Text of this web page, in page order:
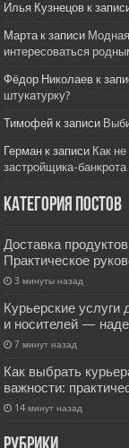
Илья Кузнецов к
Мартак записи
интересоваться
Фёдор Николаев к
штукатурку?
Тимофей к записи
Герман к записи Как
застройщика-банкрота
Категория постов
Доставка
Практическое
3 минуты назад
Курьерские услуги
и носителей —
7 минут назад
Как выбрать
важности:
14 минут назад